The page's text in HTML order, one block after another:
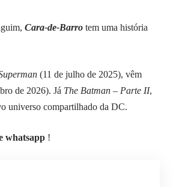
Cara-de-Barro tem uma história
(11 de julho de 2025), vêm
de 2026). Já The Batman – Parte II,
universo compartilhado da DC.
whatsapp !